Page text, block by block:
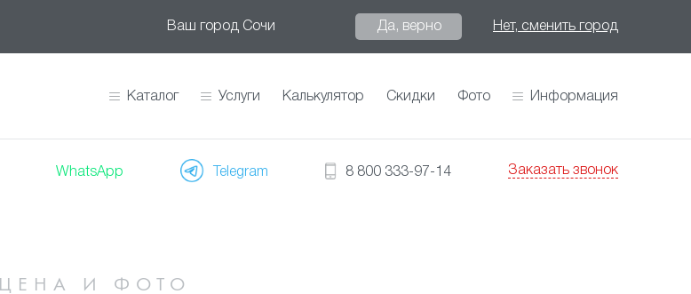
Ваш город Сочи Да, верно Нет, сменить город
Каталог Услуги Калькулятор Скидки Фото Информация
WhatsApp Telegram 8 800 333-97-14 Заказать звонок
ЦЕНА И ФОТО